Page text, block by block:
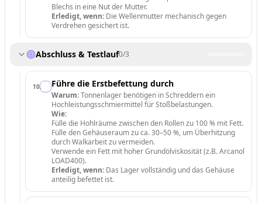
Blechs in eine Nut der Mutter.
Erledigt, wenn: Die Wellenmutter mechanisch gegen
Verdrehen gesichert ist.
Abschluss & Testlauf0/3
10. Führe die Erstbefettung durch
Warum:Tonnenlager benötigen in Schreddern ein
Hochleistungsschmiermittel für Stoßbelastungen.
Wie:
Fülle die Hohlräume zwischen den Rollen zu 100 % mit Fett.
Fülle den Gehäuseraum zu ca. 30–50 %, um Überhitzung
durch Walkarbeit zu vermeiden.
Verwende ein Fett mit hoher Grundölviskosität (z.B. Arcanol
LOAD400).
Erledigt, wenn: Das Lager vollständig und das Gehäuse
anteilig befettet ist.